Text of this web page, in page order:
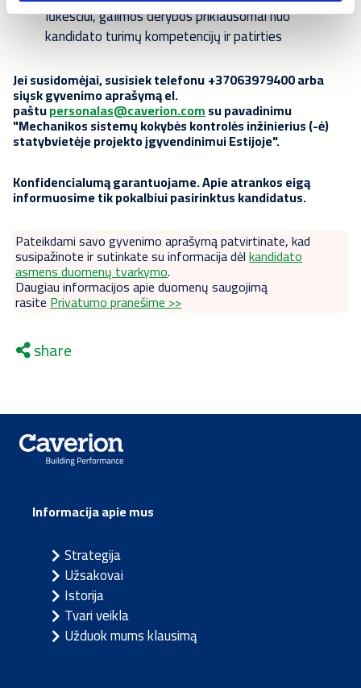
lūkesčiui, galimos derybos priklausomai nuo
kandidato turimų kompetencijų ir patirties
Jei susidomėjai, susisiektelefonu+37063979400 arba
siųsk gyvenimo aprašymą el.
paštupersonalas@caverion.comsu pavadinimu
"Mechanikos sistemų kokybės kontrolės inžinierius (-ė)
statybvietėje projekto įgyvendinimui Estijoje".
Konfidencialumą garantuojame. Apie atrankos eigą
informuosime tik pokalbiui pasirinktus kandidatus.
Pateikdami savo gyvenimo aprašymą patvirtinate, kad
susipažinote ir sutinkate su informacija dėlkandidato
asmens duomenų tvarkymo.
Daugiau informacijos apie duomenų saugojimą
rasitePrivatumo pranešime >>
share
Informacija apie mus
Strategija
Užsakovai
Istorija
Tvari veikla
Užduok mums klausimą